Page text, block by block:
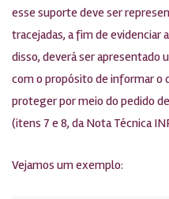
esse suporte deve ser
tracejadas, a fim de evidenciar
disso, deverá ser apresentado
com o propósito de informar
proteger por meio do pedido
(itens 7 e 8, da Nota Técnica
Vejamos um exemplo: